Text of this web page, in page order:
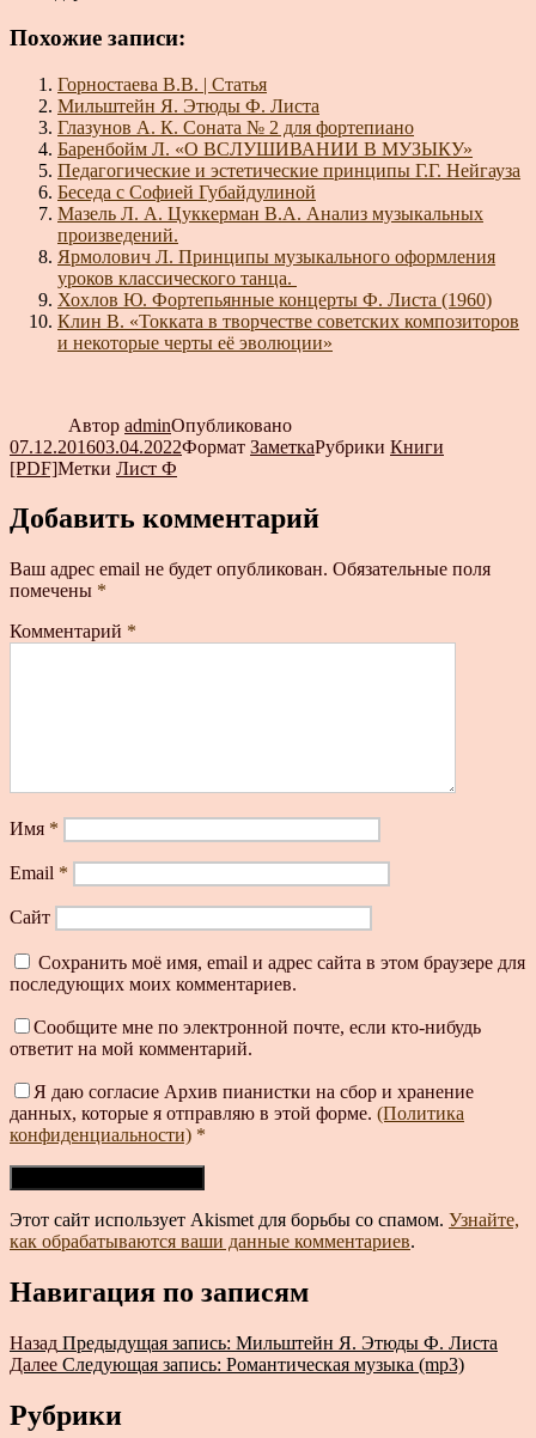
Похожие записи:
Горностаева В.В. | Статья
Мильштейн Я. Этюды Ф. Листа
Глазунов А. К. Соната № 2 для фортепиано
Баренбойм Л. «О ВСЛУШИВАНИИ В МУЗЫКУ»
Педагогические и эстетические принципы Г.Г. Нейгауза
Беседа с Софией Губайдулиной
Мазель Л. А. Цуккерман В.А. Анализ музыкальных
произведений.
Ярмолович Л. Принципы музыкального оформления
уроков классического танца.
Хохлов Ю. Фортепьянные концерты Ф. Листа (1960)
Клин В. «Токката в творчестве советских композиторов
и некоторые черты её эволюции»
Автор adminОпубликовано
07.12.201603.04.2022Формат ЗаметкаРубрики Книги
[PDF]Метки Лист Ф
Добавить комментарий
Ваш адрес email не будет опубликован. Обязательные поля
помечены *
Комментарий *
Имя *
Email *
Сайт
Сохранить моё имя, email и адрес сайта в этом браузере для
последующих моих комментариев.
Сообщите мне по электронной почте, если кто-нибудь
ответит на мой комментарий.
Я даю согласие Архив пианистки на сбор и хранение
данных, которые я отправляю в этой форме. (Политика
конфиденциальности) *
Этот сайт использует Akismet для борьбы со спамом. Узнайте,
как обрабатываются ваши данные комментариев.
Навигация по записям
Назад Предыдущая запись: Мильштейн Я. Этюды Ф. Листа
Далее Следующая запись: Романтическая музыка (mp3)
Рубрики